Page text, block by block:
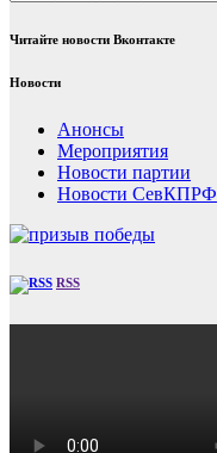
Читайте новости Вконтакте
Новости
Анонсы
Мероприятия
Новости партии
Новости СевКПРФ
RSS